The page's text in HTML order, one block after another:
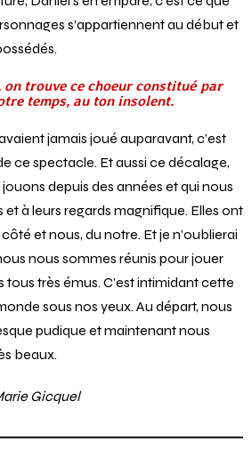
s’appartiennent au début et
on trouve ce choeur constitué par
temps, au ton insolent.
jamais joué auparavant, c’est
ce spectacle. Et aussi ce décalage,
depuis des années et qui nous
à leurs regards magnifique. Elles ont
et nous, du notre. Et je n’oublierai
nous sommes réunis pour jouer
très émus. C’est intimidant cette
sous nos yeux. Au départ, nous
pudique et maintenant nous
beaux.
Gicquel